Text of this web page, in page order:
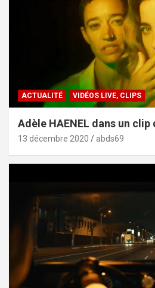
ACTUALITÉ VIDÉOS LIVE, CLIPS
Adèle HAENEL dans un clip
13 décembre 2020 abds69